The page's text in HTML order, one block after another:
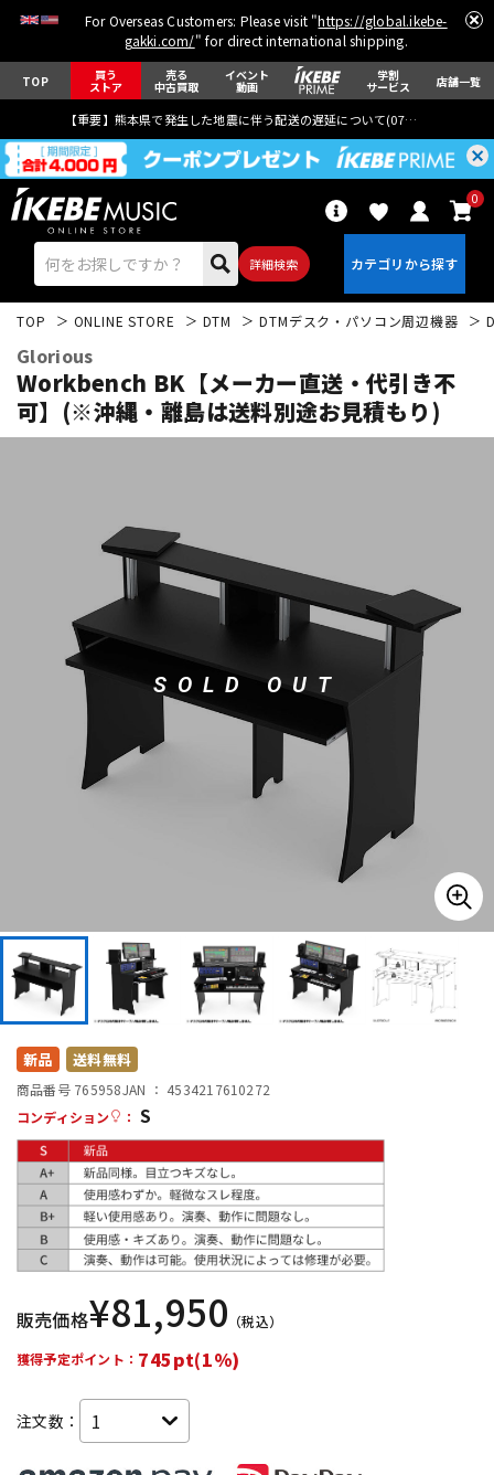
For Overseas Customers: Please visit "https://global.ikebe-
gakki.com/" for direct international shipping.
TOP 買う
ストア
売る
中古買取
イベント
動画
学割
サービス 店舗一覧
【重要】熊本県で発生した地震に伴う配送の遅延について(07月29日
詳細検索
0
ベース
ドラム パーカッション
キーボード 電子ピアノ
管楽器 その他楽器
エフェクター
DTM オンライン納品 レコーディング機器
配信/ライブ機器
中古 ヴィンテージ
TOP ONLINE STORE DTM DTMデスク・パソコン周辺機器
Glorious
Workbench BK【メーカー直送・代引き不
可】(※沖縄・離島は送料別途お見積もり)
SOLD OUT
新品 送料無料
商品番号 765958JAN ： 4534217610272
コンディション
： S
販売価格¥81,950 （税込）
獲得予定ポイント： 745pt(1%)
注文数：